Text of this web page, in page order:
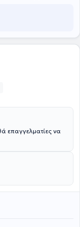
επαγγελματίες να